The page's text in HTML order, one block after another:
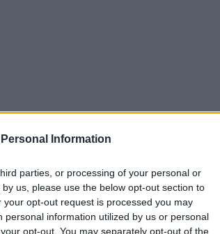
Information
parties, or processing of your personal or
us, please use the below opt-out section to
opt-out request is processed you may
information utilized by us or personal
opt-out. You may separately opt-out of the
de sehol sem